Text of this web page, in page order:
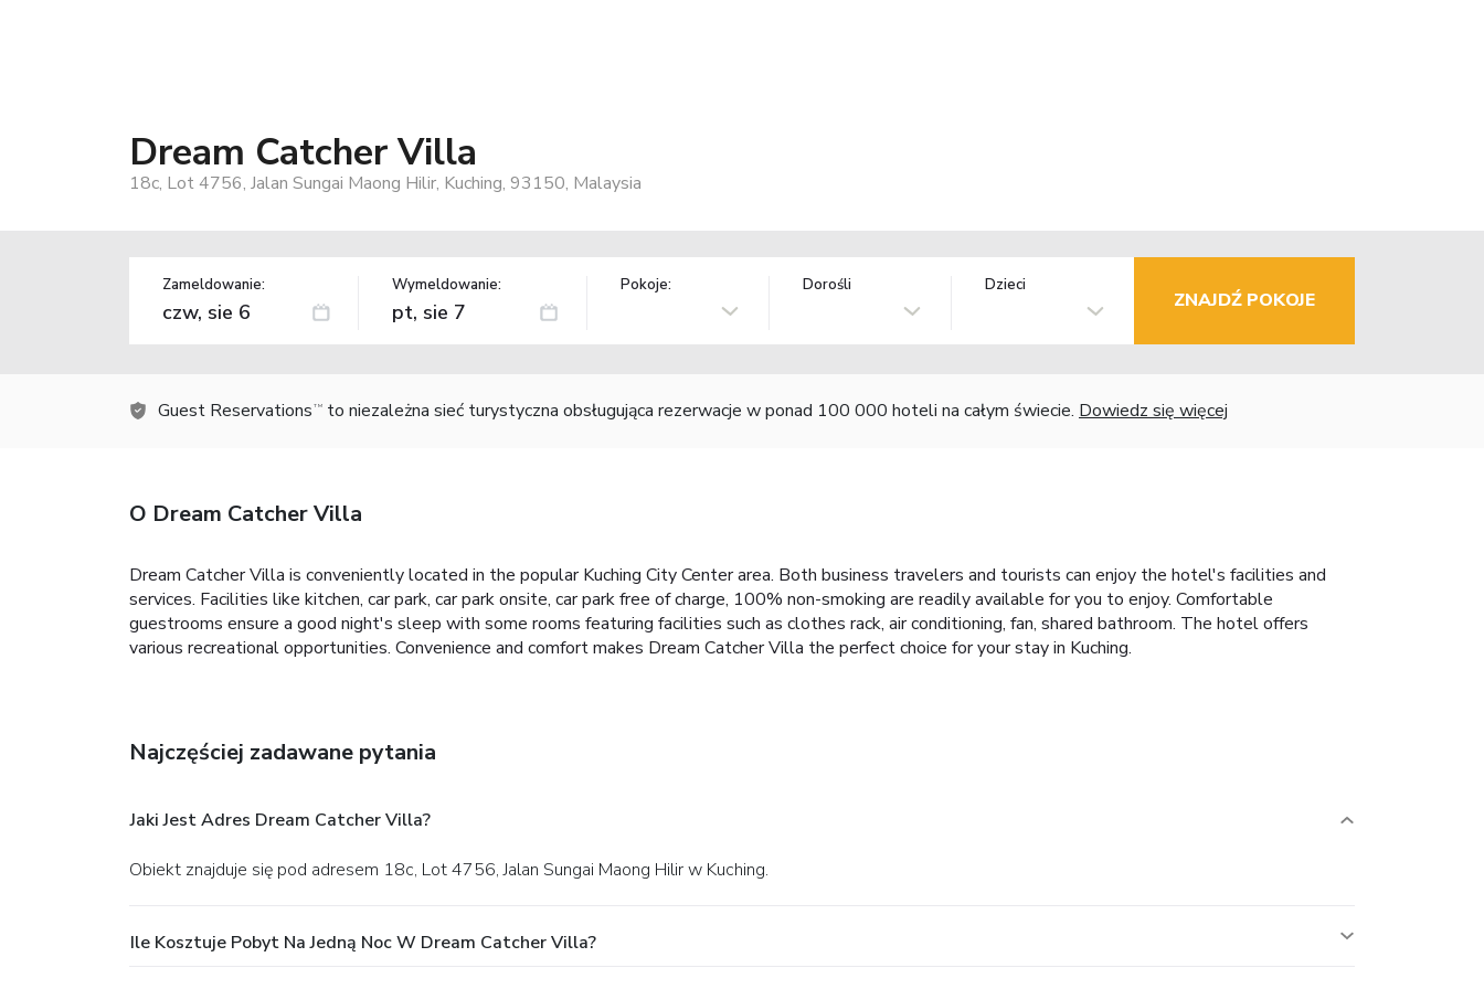
Dream Catcher Villa
18c, Lot 4756, Jalan Sungai Maong Hilir, Kuching, 93150, Malaysia
Zameldowanie: Wymeldowanie: Pokoje: Dorośli Dzieci
ZNAJDŹ POKOJE
Guest Reservations TM to niezależna sieć turystyczna obsługująca rezerwacje w ponad 100 000 hoteli na całym świecie. Dowiedz się więcej
O Dream Catcher Villa
Dream Catcher Villa is conveniently located in the popular Kuching City Center area. Both business travelers and tourists can enjoy the hotel's facilities and
services. Facilities like kitchen, car park, car park onsite, car park free of charge, 100% non-smoking are readily available for you to enjoy. Comfortable
guestrooms ensure a good night's sleep with some rooms featuring facilities such as clothes rack, air conditioning, fan, shared bathroom. The hotel offers
various recreational opportunities. Convenience and comfort makes Dream Catcher Villa the perfect choice for your stay in Kuching.
Najczęściej zadawane pytania
Jaki Jest Adres Dream Catcher Villa?
Obiekt znajduje się pod adresem 18c, Lot 4756, Jalan Sungai Maong Hilir w Kuching.
Ile Kosztuje Pobyt Na Jedną Noc W Dream Catcher Villa?